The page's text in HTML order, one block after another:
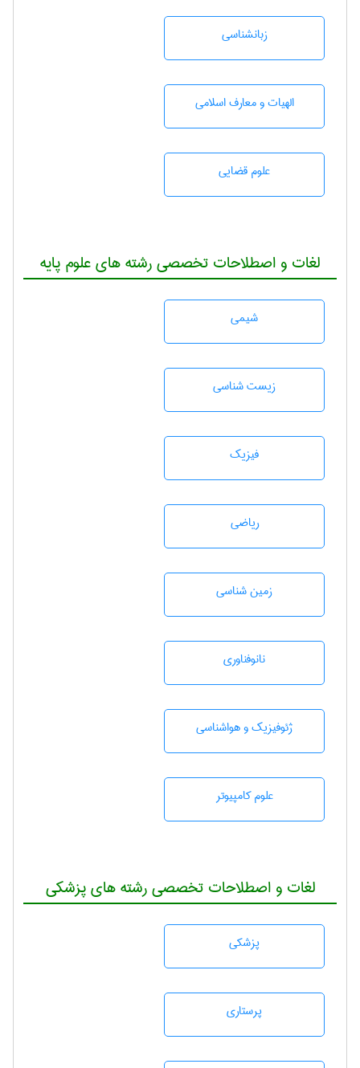
زبانشناسی
الهیات و معارف اسلامی
علوم قضایی
لغات و اصطلاحات تخصصی رشته های علوم پایه
شيمی
زيست شناسی
فیزیک
رياضی
زمين شناسی
نانوفناوری
ژئوفيزيك و هواشناسی
علوم کامپیوتر
لغات و اصطلاحات تخصصی رشته های پزشکی
پزشكی
پرستاری